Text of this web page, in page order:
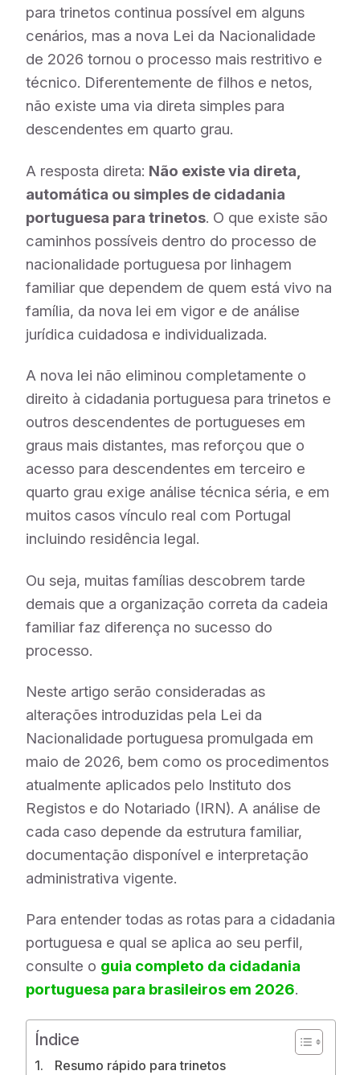
para trinetos continua possível em alguns
cenários, mas a nova Lei da Nacionalidade
de 2026 tornou o processo mais restritivo e
técnico. Diferentemente de filhos e netos,
não existe uma via direta simples para
descendentes em quarto grau.
A resposta direta: Não existe via direta,
automática ou simples de cidadania
portuguesa para trinetos. O que existe são
caminhos possíveis dentro do processo de
nacionalidade portuguesa por linhagem
familiar que dependem de quem está vivo na
família, da nova lei em vigor e de análise
jurídica cuidadosa e individualizada.
A nova lei não eliminou completamente o
direito à cidadania portuguesa para trinetos e
outros descendentes de portugueses em
graus mais distantes, mas reforçou que o
acesso para descendentes em terceiro e
quarto grau exige análise técnica séria, e em
muitos casos vínculo real com Portugal
incluindo residência legal.
Ou seja, muitas famílias descobrem tarde
demais que a organização correta da cadeia
familiar faz diferença no sucesso do
processo.
Neste artigo serão consideradas as
alterações introduzidas pela Lei da
Nacionalidade portuguesa promulgada em
maio de 2026, bem como os procedimentos
atualmente aplicados pelo Instituto dos
Registos e do Notariado (IRN). A análise de
cada caso depende da estrutura familiar,
documentação disponível e interpretação
administrativa vigente.
Para entender todas as rotas para a cidadania
portuguesa e qual se aplica ao seu perfil,
consulte o guia completo da cidadania
portuguesa para brasileiros em 2026.
Índice
Resumo rápido para trinetos